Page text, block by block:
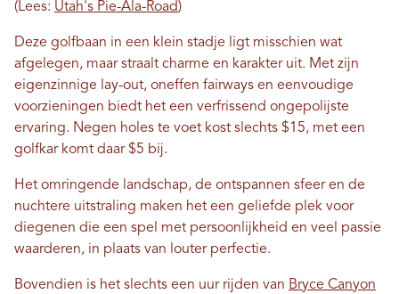
(Lees: Utah's Pie-Ala-Road)
Deze golfbaan in een klein stadje ligt misschien wat
afgelegen, maar straalt charme en karakter uit. Met zijn
eigenzinnige lay-out, oneffen fairways en eenvoudige
voorzieningen biedt het een verfrissend ongepolijste
ervaring. Negen holes te voet kost slechts $15, met een
golfkar komt daar $5 bij.
Het omringende landschap, de ontspannen sfeer en de
nuchtere uitstraling maken het een geliefde plek voor
diegenen die een spel met persoonlijkheid en veel passie
waarderen, in plaats van louter perfectie.
Bovendien is het slechts een uur rijden van Bryce Canyon